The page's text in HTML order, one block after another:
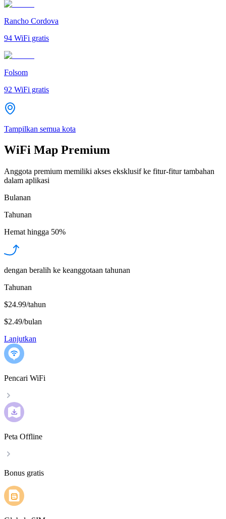
Rancho Cordova
94 WiFi gratis
Folsom
92 WiFi gratis
Tampilkan semua kota
WiFi Map Premium
Anggota premium memiliki akses eksklusif ke fitur-fitur tambahan
dalam aplikasi
Bulanan
Tahunan
Hemat hingga 50%
dengan beralih ke keanggotaan tahunan
Tahunan
$24.99/tahun
$2.49/bulan
Lanjutkan
Pencari WiFi
Peta Offline
Bonus gratis